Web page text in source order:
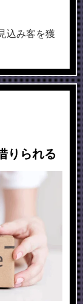
込み客を獲
りられる